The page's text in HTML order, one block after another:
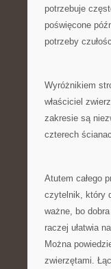
potrzebuje
poświęcone
potrzeby
Wyróżnikiem
właściciel
zakresie są
czterech
Atutem całego
czytelnik, który
ważne, bo
raczej ułatwia
Można
zwierzętami.